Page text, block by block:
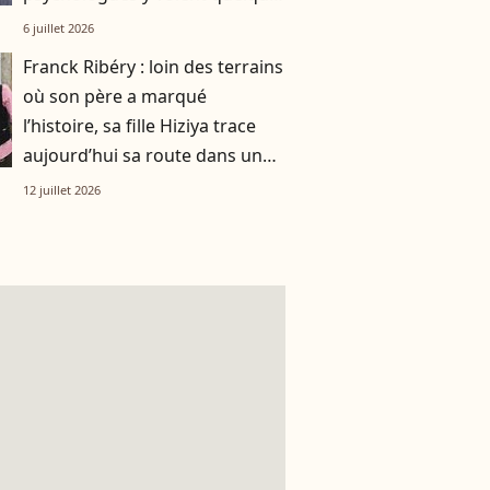
chose de bien plus profond.
6 juillet 2026
Franck Ribéry : loin des terrains
où son père a marqué
l’histoire, sa fille Hiziya trace
aujourd’hui sa route dans un
tout autre univers
12 juillet 2026